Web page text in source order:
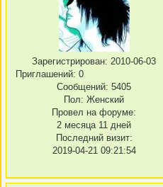
Зарегистрирован: 2010-06-03
Приглашений: 0
Сообщений: 5405
Пол: Женский
Провел на форуме:
2 месяца 11 дней
Последний визит:
2019-04-21 09:21:54